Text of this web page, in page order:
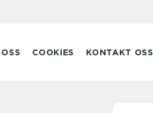
COOKIES KONTAKT OSS